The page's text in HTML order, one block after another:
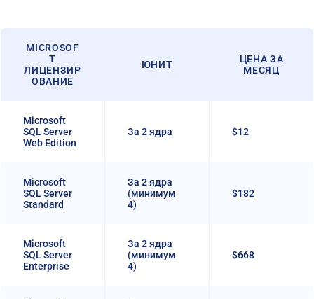
MICROSOF
T
ЛИЦЕНЗИР
ОВАНИЕ
ЮНИТ
ЦЕНА ЗА
МЕСЯЦ
Microsoft
SQL Server
Web Edition
За 2 ядра $12
Microsoft
SQL Server
Standard
За 2 ядра
(минимум
4)
$182
Microsoft
SQL Server
Enterprise
За 2 ядра
(минимум
4)
$668